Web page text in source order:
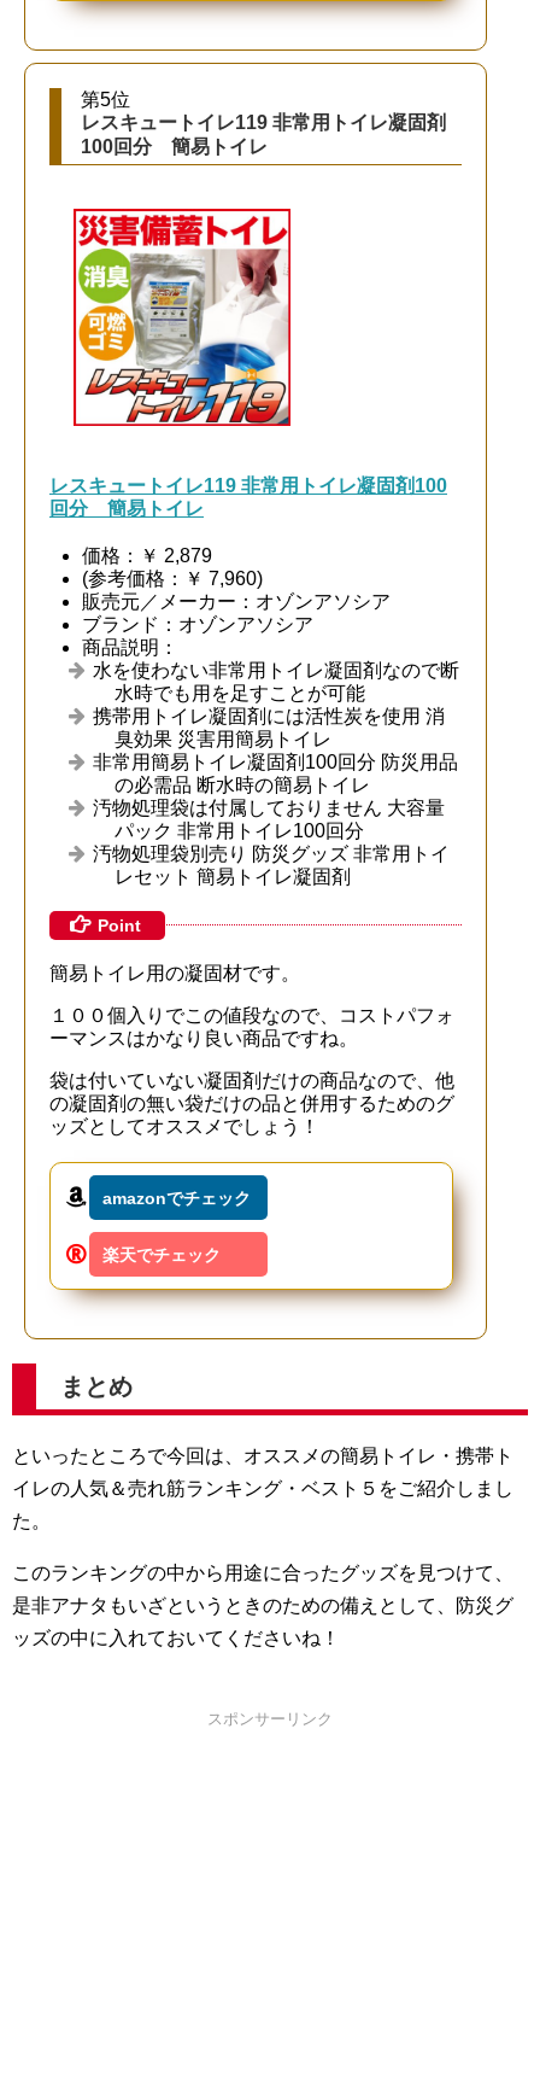
第5位
レスキュートイレ119 非常用トイレ凝固剤
100回分 簡易トイレ
レスキュートイレ119 非常用トイレ凝固剤100
回分 簡易トイレ
価格：￥ 2,879
(参考価格：￥ 7,960)
販売元／メーカー：オゾンアソシア
ブランド：オゾンアソシア
商品説明：
水を使わない非常用トイレ凝固剤なので断
水時でも用を足すことが可能
携帯用トイレ凝固剤には活性炭を使用 消
臭効果 災害用簡易トイレ
非常用簡易トイレ凝固剤100回分 防災用品
の必需品 断水時の簡易トイレ
汚物処理袋は付属しておりません 大容量
パック 非常用トイレ100回分
汚物処理袋別売り 防災グッズ 非常用トイ
レセット 簡易トイレ凝固剤
Point
簡易トイレ用の凝固材です。
１００個入りでこの値段なので、コストパフォ
ーマンスはかなり良い商品ですね。
袋は付いていない凝固剤だけの商品なので、他
の凝固剤の無い袋だけの品と併用するためのグ
ッズとしてオススメでしょう！
amazonでチェック
楽天でチェック
まとめ
といったところで今回は、オススメの簡易トイレ・携帯ト
イレの人気＆売れ筋ランキング・ベスト５をご紹介しまし
た。
このランキングの中から用途に合ったグッズを見つけて、
是非アナタもいざというときのための備えとして、防災グ
ッズの中に入れておいてくださいね！
スポンサーリンク